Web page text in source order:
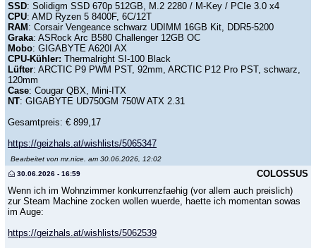
SSD: Solidigm SSD 670p 512GB, M.2 2280 / M-Key / PCIe 3.0 x4
CPU: AMD Ryzen 5 8400F, 6C/12T
RAM : Corsair Vengeance schwarz UDIMM 16GB Kit, DDR5-5200
Graka: ASRock Arc B580 Challenger 12GB OC
Mobo: GIGABYTE A620I AX
CPU-Kühler: Thermalright SI-100 Black
Lüfter: ARCTIC P9 PWM PST, 92mm, ARCTIC P12 Pro PST, schwarz,
120mm
Case: Cougar QBX, Mini-ITX
NT: GIGABYTE UD750GM 750W ATX 2.31
Gesamtpreis: € 899,17
https://geizhals.at/wishlists/5065347
Bearbeitet von mr.nice. am 30.06.2026, 12:02
COLOSSUS
30.06.2026 - 16:59
Wenn ich im Wohnzimmer konkurrenzfaehig (vor allem auch preislich)
zur Steam Machine zocken wollen wuerde, haette ich momentan sowas
im Auge:
https://geizhals.at/wishlists/5062539